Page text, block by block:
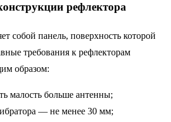
рефлектора
собой панель, поверхность которой
требования к рефлекторам
образом:
малость больше антенны;
— не менее 30 мм;